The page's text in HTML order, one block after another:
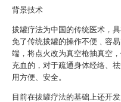
背景技术
拔罐疗法为中国的传统医术，
免了传统拔罐的操作不便﹑容
端，将点火改为真空枪抽真空
充血的，对于疏通身体经络、
用方便、安全。
目前在拔罐疗法的基础上还开